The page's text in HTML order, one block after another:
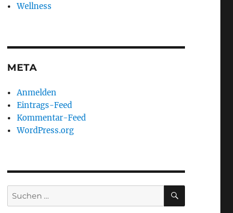
Wellness
META
Anmelden
Eintrags-Feed
Kommentar-Feed
WordPress.org
Suchen
nach:
SUCHEN